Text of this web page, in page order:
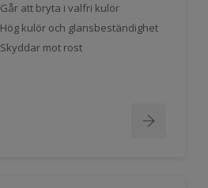
Går att bryta i valfri kulör
Hög kulör och glansbeständighet
Skyddar mot rost